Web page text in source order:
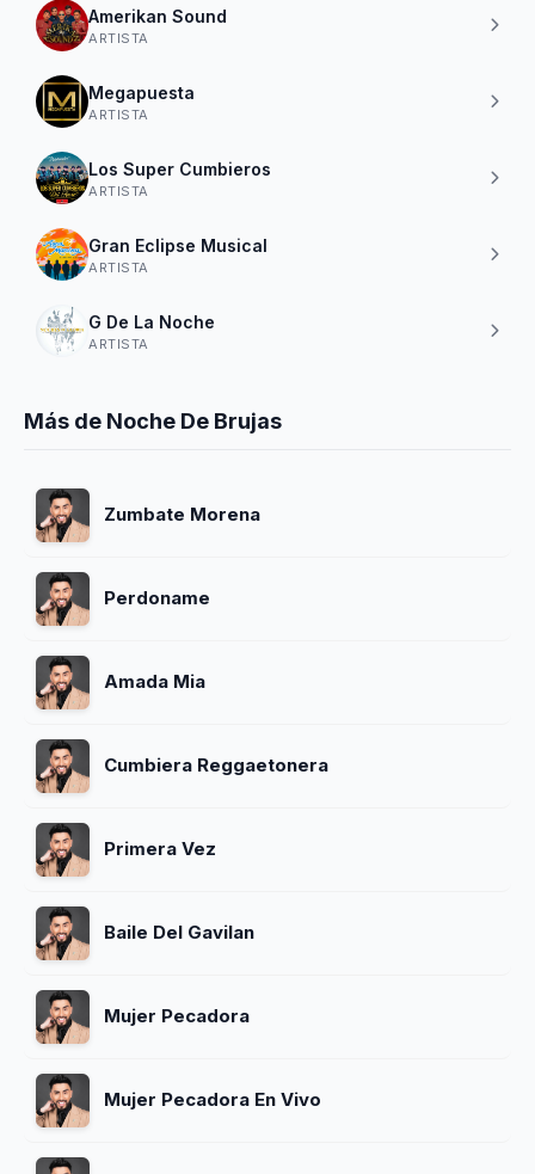
Amerikan Sound
ARTISTA
Megapuesta
ARTISTA
Los Super Cumbieros
ARTISTA
Gran Eclipse Musical
ARTISTA
G De La Noche
ARTISTA
Más de Noche De Brujas
Zumbate Morena
Perdoname
Amada Mia
Cumbiera Reggaetonera
Primera Vez
Baile Del Gavilan
Mujer Pecadora
Mujer Pecadora En Vivo